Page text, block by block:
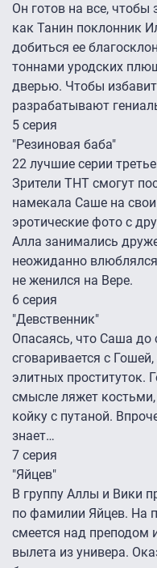
Он готов на все, чтобы
как Танин поклонник
добиться ее
тоннами уродских
дверью. Чтобы
разрабатывают
5 серия
"Резиновая баба"
22 лучшие серии
Зрители ТНТ смогут
намекала Саше на
эротические фото с
Алла занимались
неожиданно
не женился на Вере.
6 серия
"Девственник"
Опасаясь, что Саша до
сговаривается с
элитных проституток.
смысле ляжет
койку с путаной.
знает…
7 серия
"Яйцев"
В группу Аллы и Вики
по фамилии Яйцев. На
смеется над преподом
вылета из универа.